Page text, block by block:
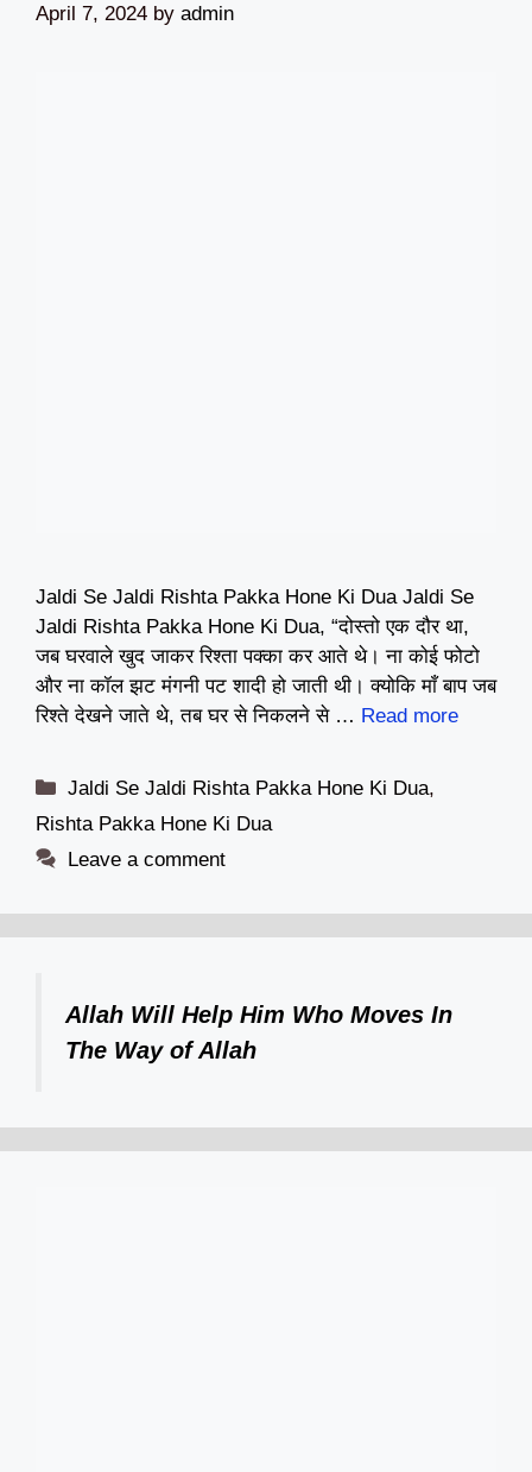
April 7, 2024 by admin
Jaldi Se Jaldi Rishta Pakka Hone Ki Dua Jaldi Se
Jaldi Rishta Pakka Hone Ki Dua, “दोस्तो एक दौर था,
जब घरवाले खुद जाकर रिश्ता पक्का कर आते थे। ना कोई फोटो
और ना कॉल झट मंगनी पट शादी हो जाती थी। क्योकि माँ बाप जब
रिश्ते देखने जाते थे, तब घर से निकलने से … Read more
Categories
Jaldi Se Jaldi Rishta Pakka Hone Ki Dua,
Rishta Pakka Hone Ki Dua
Leave a comment
Allah Will Help Him Who Moves In
The Way of Allah